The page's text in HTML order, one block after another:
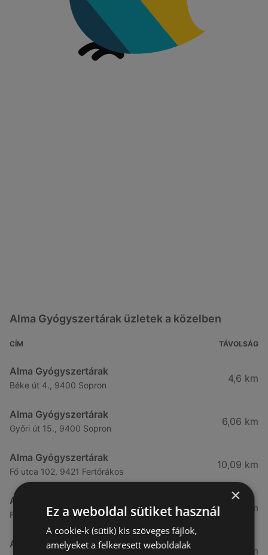
Alma Gyógyszertárak üzletek a közelben
CÍM TÁVOLSÁG
Alma Gyógyszertárak
Béke út 4., 9400 Sopron
4,6 km
Alma Gyógyszertárak
Győri út 15., 9400 Sopron
6,06 km
Alma Gyógyszertárak
Fő utca 102, 9421 Fertőrákos
10,09 km
Alma Gyógyszertárak
Fő Utca 102., 9421 Sopron
10,27 km
Alma Gyógyszertárak
21,83 km
×
Ez a weboldal sütiket használ
A cookie-k (sütik) kis szöveges fájlok,
amelyeket a felkeresett weboldalak